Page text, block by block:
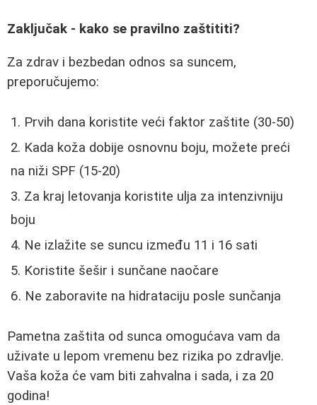
Zaključak - kako se pravilno zaštititi?
Za zdrav i bezbedan odnos sa suncem,
preporučujemo:
Prvih dana koristite veći faktor zaštite (30-50)
Kada koža dobije osnovnu boju, možete preći
na niži SPF (15-20)
Za kraj letovanja koristite ulja za intenzivniju
boju
Ne izlažite se suncu između 11 i 16 sati
Koristite šešir i sunčane naočare
Ne zaboravite na hidrataciju posle sunčanja
Pametna zaštita od sunca omogućava vam da
uživate u lepom vremenu bez rizika po zdravlje.
Vaša koža će vam biti zahvalna i sada, i za 20
godina!